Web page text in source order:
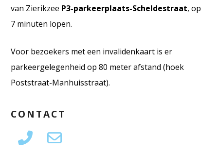
van Zierikzee P3-parkeerplaats-Scheldestraat, op
7 minuten lopen.
Voor bezoekers met een invalidenkaart is er
parkeergelegenheid op 80 meter afstand (hoek
Poststraat-Manhuisstraat).
CONTACT